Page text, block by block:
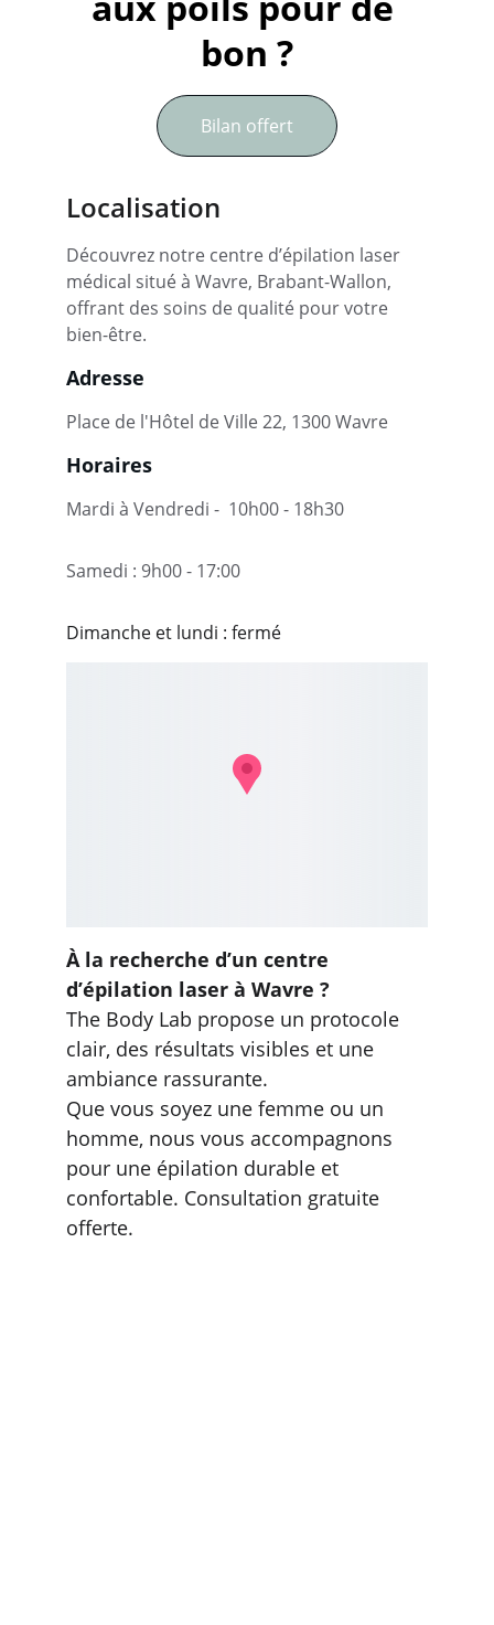
Bilan offert
bon ?
Localisation
Découvrez notre centre d’épilation laser
médical situé à Wavre, Brabant-Wallon,
offrant des soins de qualité pour votre
bien-être.
Adresse
Place de l'Hôtel de Ville 22, 1300 Wavre
Horaires
Mardi à Vendredi -  10h00 - 18h30
Samedi : 9h00 - 17:00
Dimanche et lundi : fermé
À la recherche d’un centre
d’épilation laser à Wavre ?
The Body Lab propose un protocole
clair, des résultats visibles et une
ambiance rassurante.
Que vous soyez une femme ou un
homme, nous vous accompagnons
pour une épilation durable et
confortable. Consultation gratuite
offerte.